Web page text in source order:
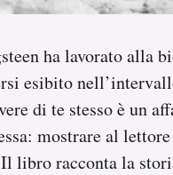
ha lavorato alla
esibito
di te stesso è un
mostrare al
libro racconta la